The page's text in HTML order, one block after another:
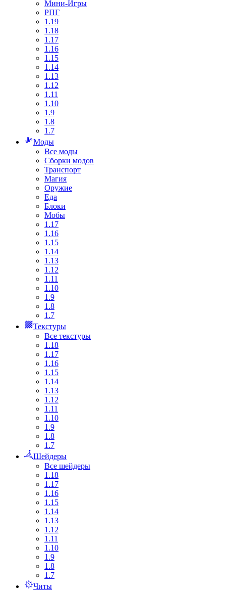
Мини-Игры
РПГ
1.19
1.18
1.17
1.16
1.15
1.14
1.13
1.12
1.11
1.10
1.9
1.8
1.7
Моды
Все моды
Сборки модов
Транспорт
Магия
Оружие
Еда
Блоки
Мобы
1.17
1.16
1.15
1.14
1.13
1.12
1.11
1.10
1.9
1.8
1.7
Текстуры
Все текстуры
1.18
1.17
1.16
1.15
1.14
1.13
1.12
1.11
1.10
1.9
1.8
1.7
Шейдеры
Все шейдеры
1.18
1.17
1.16
1.15
1.14
1.13
1.12
1.11
1.10
1.9
1.8
1.7
Читы